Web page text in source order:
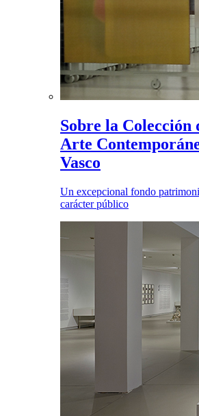
Sobre la Colección
Arte
Vasco
Un excepcional fondo
carácter público